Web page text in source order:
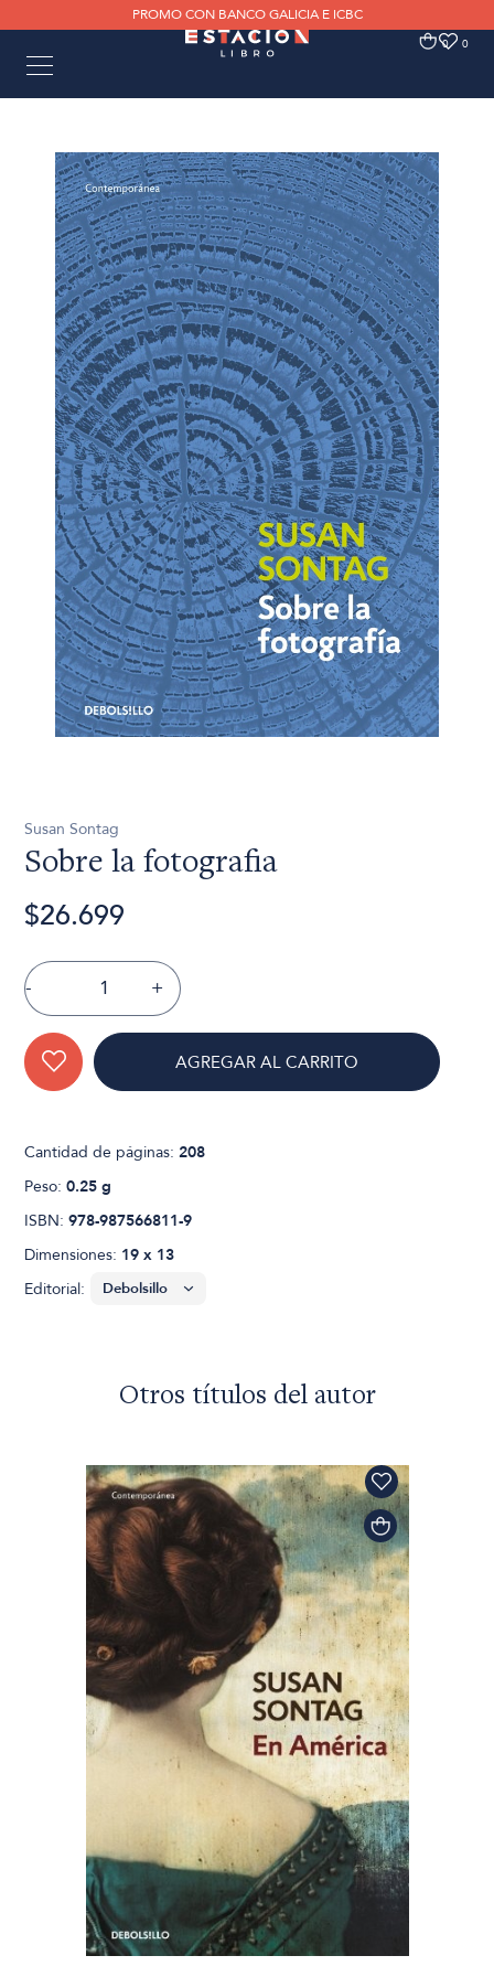
PROMO CON BANCO GALICIA E ICBC
0 0
Susan Sontag
Sobre la fotografia
$26.699
- +
AGREGAR AL CARRITO
Cantidad de páginas:208
Peso:0.25 g
ISBN:978-987566811-9
Dimensiones: 19 x 13
Editorial:
Otros títulos del autor